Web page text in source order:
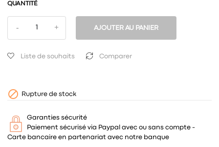
QUANTITÉ
AJOUTER AU PANIER
Liste de souhaits Comparer
 Rupture de stock
Garanties sécurité
Paiement sécurisé via Paypal avec ou sans compte -
Carte bancaire en partenariat avec notre banque